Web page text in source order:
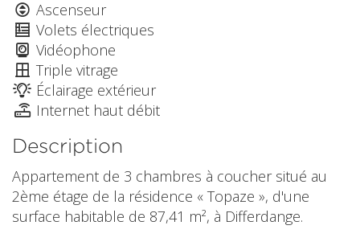
Ascenseur
Volets électriques
Vidéophone
Triple vitrage
Éclairage extérieur
Internet haut débit
Description
Appartement de 3 chambres à coucher situé au
2ème étage de la résidence « Topaze », d'une
surface habitable de 87,41 m², à Differdange.